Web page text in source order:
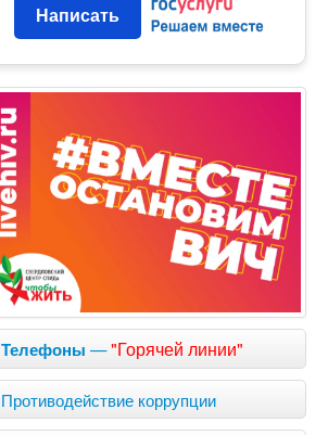
Написать
Телефоны —"Горячей линии"
Противодействие коррупции